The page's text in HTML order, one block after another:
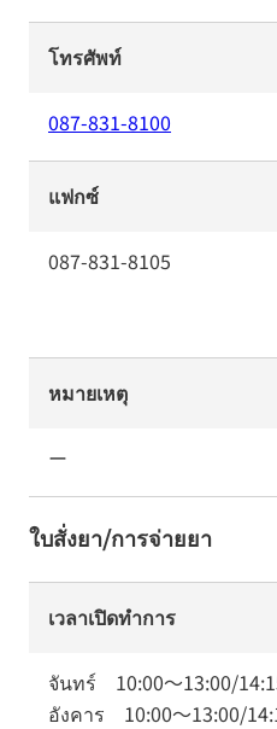
โทรศัพท์
087-831-8100
แฟกซ์
087-831-8105
หมายเหตุ
ー
ใบสั่งยา/การจ่ายยา
เวลาเปิดทำการ
จันทร์ 10:00～13:00/
อังคาร 10:00～13:00/